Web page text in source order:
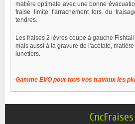
matière optimale avec une bonne
fraise limite l'arrachement lors du
tendres.
Les fraises 2 lèvres coupe à gauche
mais aussi à la gravure de l'acétate,
lunetiers.
Gamme EVO pour tous vos travaux les
CncFraises